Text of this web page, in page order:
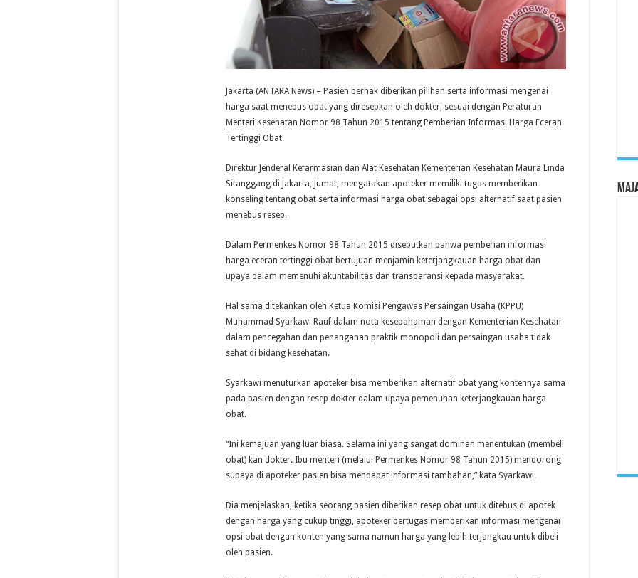
Jakarta (ANTARA News) – Pasien berhak diberikan pilihan serta informasi mengenai
harga saat menebus obat yang diresepkan oleh dokter, sesuai dengan Peraturan
Menteri Kesehatan Nomor 98 Tahun 2015 tentang Pemberian Informasi Harga Eceran
Tertinggi Obat.
Direktur Jenderal Kefarmasian dan Alat Kesehatan Kementerian Kesehatan Maura Linda
Sitanggang di Jakarta, Jumat, mengatakan apoteker memiliki tugas memberikan
konseling tentang obat serta informasi harga obat sebagai opsi alternatif saat pasien
menebus resep.
Dalam Permenkes Nomor 98 Tahun 2015 disebutkan bahwa pemberian informasi
harga eceran tertinggi obat bertujuan menjamin keterjangkauan harga obat dan
upaya dalam memenuhi akuntabilitas dan transparansi kepada masyarakat.
Hal sama ditekankan oleh Ketua Komisi Pengawas Persaingan Usaha (KPPU)
Muhammad Syarkawi Rauf dalam nota kesepahaman dengan Kementerian Kesehatan
dalam pencegahan dan penanganan praktik monopoli dan persaingan usaha tidak
sehat di bidang kesehatan.
Syarkawi menuturkan apoteker bisa memberikan alternatif obat yang kontennya sama
pada pasien dengan resep dokter dalam upaya pemenuhan keterjangkauan harga
obat.
“Ini kemajuan yang luar biasa. Selama ini yang sangat dominan menentukan (membeli
obat) kan dokter. Ibu menteri (melalui Permenkes Nomor 98 Tahun 2015) mendorong
supaya di apoteker pasien bisa mendapat informasi tambahan,” kata Syarkawi.
Dia menjelaskan, ketika seorang pasien diberikan resep obat untuk ditebus di apotek
dengan harga yang cukup tinggi, apoteker bertugas memberikan informasi mengenai
opsi obat dengan konten yang sama namun harga yang lebih terjangkau untuk dibeli
oleh pasien.